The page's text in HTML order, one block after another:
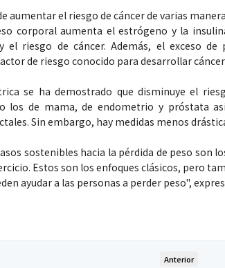
aumentar el riesgo de cáncer de varias
corporal aumenta el estrógeno y la
el riesgo de cáncer. Además, el exceso
de riesgo conocido para desarrollar
se ha demostrado que disminuye el
los de mama, de endometrio y próstata
Sin embargo, hay medidas menos
sostenibles hacia la pérdida de peso son
Estos son los enfoques clásicos, pero
ayudar a las personas a perder peso",
Anterior
La marimba une generaciones: el
46.º Festival de Marimba Paiz
transforma la tradición en un
espectáculo para todos